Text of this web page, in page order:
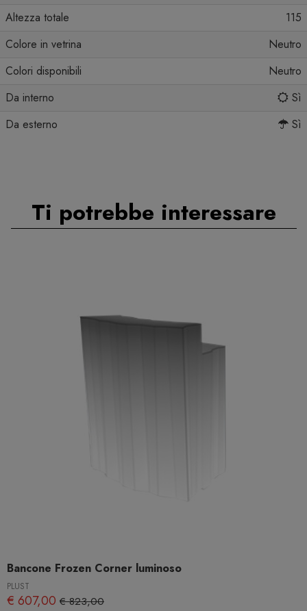
Altezza totale
115
Colore in vetrina
Neutro
Colori disponibili
Neutro
Da interno
Sì
Da esterno
Sì
Ti potrebbe interessare
Bancone Frozen Corner luminoso
PLUST
€ 607,00 € 823,00